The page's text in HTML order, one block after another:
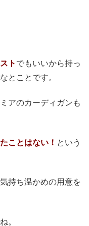
ト でもいいから持っ
とことです。
アのカーディガンも
ことはない！ という
持ち温かめの用意を
。